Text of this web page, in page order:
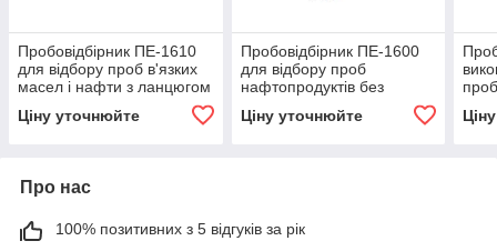
Пробовідбірник ПЕ-1610
для відбору проб в'язких
масел і нафти з ланцюгом
Ціну уточнюйте
Пробовідбірник ПЕ-1600
для відбору проб
нафтопродуктів без
Ціну уточнюйте
Про нас
100% позитивних з 5 відгуків за рік